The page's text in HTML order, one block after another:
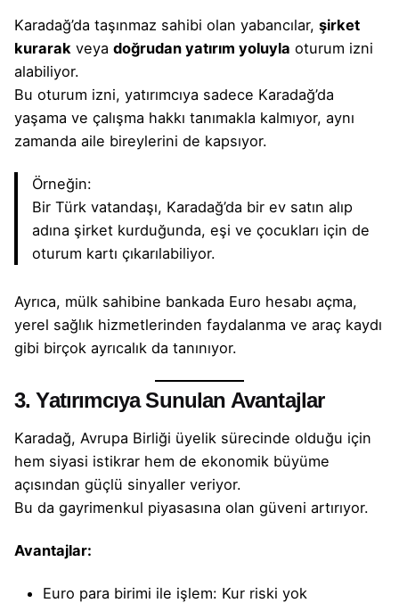
Karadağ’da taşınmaz sahibi olan yabancılar, şirket
kurarak veya doğrudan yatırım yoluyla oturum izni
alabiliyor.
Bu oturum izni, yatırımcıya sadece Karadağ’da
yaşama ve çalışma hakkı tanımakla kalmıyor, aynı
zamanda aile bireylerini de kapsıyor.
Örneğin:
Bir Türk vatandaşı, Karadağ’da birev satın alıp
adına şirket kurduğunda, eşi ve çocukları için de
oturum kartı çıkarılabiliyor.
Ayrıca, mülk sahibine bankada Euro hesabı açma,
yerel sağlık hizmetlerinden faydalanma ve araç kaydı
gibi birçok ayrıcalık da tanınıyor.
3. Yatırımcıya Sunulan Avantajlar
Karadağ, Avrupa Birliği üyelik sürecinde olduğu için
hem siyasi istikrar hem de ekonomik büyüme
açısından güçlü sinyaller veriyor.
Bu da gayrimenkul piyasasına olan güveni artırıyor.
Avantajlar:
Euro para birimi ile işlem: Kur riski yok